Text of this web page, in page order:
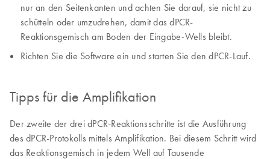
nur an den Seitenkanten und achten Sie darauf, sie nicht zu
schütteln oder umzudrehen, damit das dPCR-
Reaktionsgemisch am Boden der Eingabe-Wells bleibt.
Richten Sie die Software ein und starten Sie den dPCR-Lauf.
Tipps für die Amplifikation
Der zweite der drei dPCR-Reaktionsschritte ist die Ausführung
des dPCR-Protokolls mittels Amplifikation. Bei diesem Schritt wird
das Reaktionsgemisch in jedem Well auf Tausende